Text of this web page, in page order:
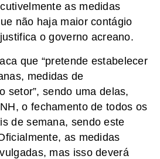
as medidas
não haja maior contágio
o governo acreano.
que “pretende estabelecer
medidas de
setor”, sendo uma delas,
o fechamento de todos os
de semana, sendo este
as medidas
mas isso deverá